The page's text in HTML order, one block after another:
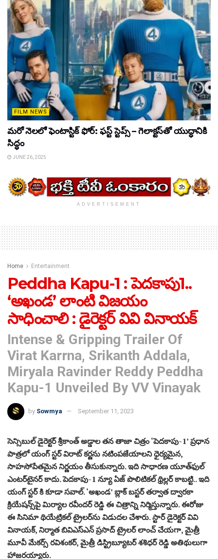
FILM NEWS
మరో నెలలో ఫెంటాస్టిక్ ఫోర్: ఫస్ట్ స్టెప్స్ – గెలాక్టస్‌తో యుద్ధానికి
సిద్ధం
JUNE 26, 2025
ADVERTISEMENT
Home Entertainment
Peddha Kapu-1 : పెదకాపు1..
‘అఖండ’ లాంటి విజయం
సాధించాలి : డైరెక్టర్ వివి వినాయక్
Intense & Gripping Trailer Of
Virat Karrna, Srikanth Addala,
Miryala Ravinder Reddy Peddha
Kapu-1 Unveiled By VV Vinayak
by Sowmya September 11, 2023
సెన్సిబుల్ డైరెక్టర్ శ్రీకాంత్ అడ్డాల తన తాజా చిత్రం ‘పెదకాపు-1’ ప్రధాన
పాత్రలో యంగ్ స్టర్ విరాట్ కర్ణను నటింపజేయాలని ధైర్యమైన,
సాహసోపేతమైన నిర్ణయం తీసుకున్నారు. ఇది సాధారణ యూత్‌ఫుల్
ఎంటర్‌టైనర్ కాదు. పెదకాపు-1 న్యూ ఏజ్ పొలిటికల్ థ్రిల్లర్ కాబట్టి.. ఇది
యంగ్ స్టర్ కి కూడా సవాల్. ‘అఖండ’ బ్లాక్ బస్టర్ తర్వాత ద్వారకా
క్రియేషన్స్‌పై మిర్యాల రవీందర్ రెడ్డి ఈ చిత్రాన్ని నిర్మిస్తున్నారు. ఈరోజు
ఈ సినిమా థియేట్రికల్ ట్రైలర్‌ను విడుదల చేశారు. స్టార్ డైరెక్టర్ వివి
వినాయక్, నిర్మాత బివిఎస్ఎన్ ప్రసాద్ ట్రైలర్ లాంచ్ చేయగా, మైత్రీ
మూవీ మేకర్స్ రవిశంకర్, మైత్రీ డిస్ట్రిబ్యూటర్ శశిధర్ రెడ్డి అతిథులుగా
హాజరయ్యారు.